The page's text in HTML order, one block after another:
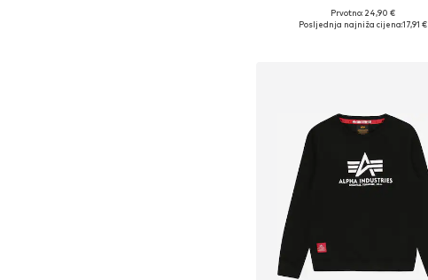
Prvotno: 24,90 €
Posljednja najniža cijena:17,91 €